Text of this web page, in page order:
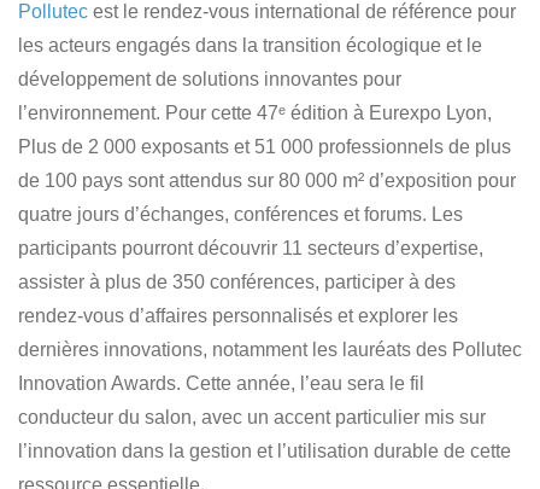
Pollutec est le rendez-vous international de référence pour
les acteurs engagés dans la transition écologique et le
développement de solutions innovantes pour
l’environnement. Pour cette 47ᵉ édition à Eurexpo Lyon,
Plus de 2 000 exposants et 51 000 professionnels de plus
de 100 pays sont attendus sur 80 000 m² d’exposition pour
quatre jours d’échanges, conférences et forums. Les
participants pourront découvrir 11 secteurs d’expertise,
assister à plus de 350 conférences, participer à des
rendez-vous d’affaires personnalisés et explorer les
dernières innovations, notamment les lauréats des Pollutec
Innovation Awards. Cette année, l’eau sera le fil
conducteur du salon, avec un accent particulier mis sur
l’innovation dans la gestion et l’utilisation durable de cette